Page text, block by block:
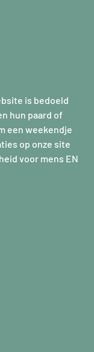
is bedoeld
hun paard of
een weekendje
op onze site
voor mens EN